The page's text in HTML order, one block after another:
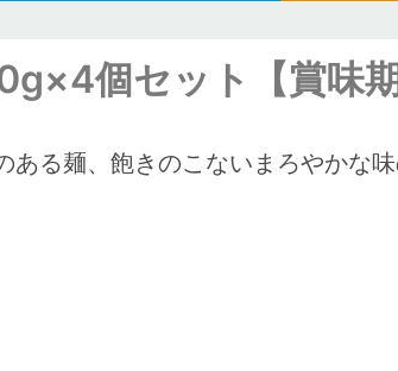
個セット【賞味期
る麺、飽きのこないまろやかな味